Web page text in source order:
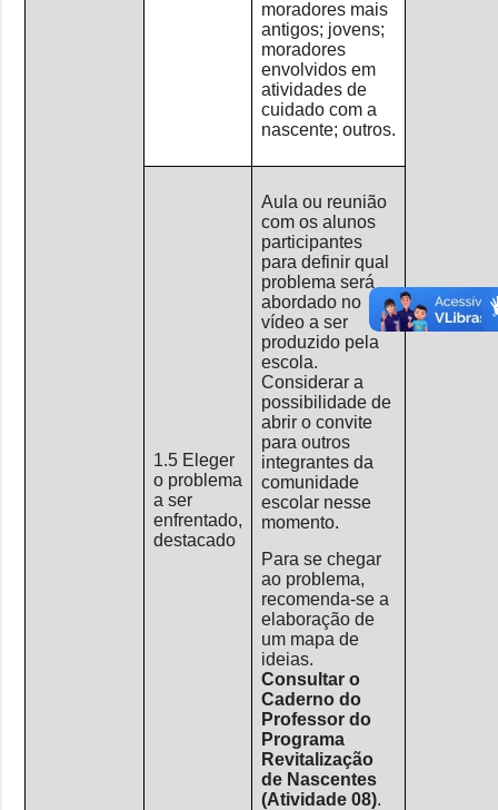
moradores mais
antigos; jovens;
moradores
envolvidos em
atividades de
cuidado com a
nascente; outros.
1.5 Eleger
o problema
a ser
enfrentado,
destacado
Aula ou reunião
com os alunos
participantes
para definir qual
problema será
abordado no
vídeo a ser
produzido pela
escola.
Considerar a
possibilidade de
abrir o convite
para outros
integrantes da
comunidade
escolar nesse
momento.
Para se chegar
ao problema,
recomenda-se a
elaboração de
um mapa de
ideias.
Consultar o
Caderno do
Professor do
Programa
Revitalização
de Nascentes
(Atividade 08).